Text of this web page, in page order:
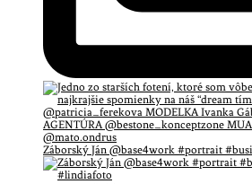
Záborský Ján @base4work #portrait